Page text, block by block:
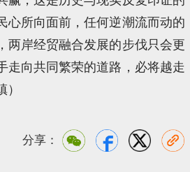
心所向面前，任何逆潮流而动的
两岸经贸融合发展的步伐只会更
走向共同繁荣的道路，必将越走
分享：